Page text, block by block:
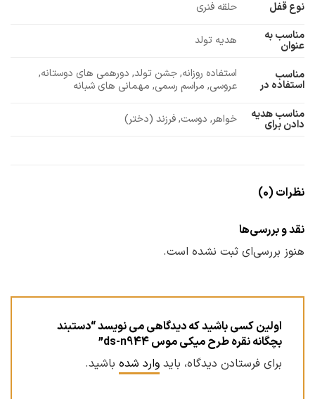
نوع قفل
حلقه فنری
مناسب به
عنوان هدیه تولد
مناسب
استفاده در
استفاده روزانه, جشن تولد, دورهمی های دوستانه,
عروسی, مراسم رسمی, مهمانی های شبانه
مناسب هدیه
دادن برای خواهر, دوست, فرزند (دختر)
نظرات (0)
نقد و بررسی‌ها
هنوز بررسی‌ای ثبت نشده است.
اولین کسی باشید که دیدگاهی می نویسد “دستبند
بچگانه نقره طرح میکی موس ds-n944”
برای فرستادن دیدگاه، باید وارد شده باشید.